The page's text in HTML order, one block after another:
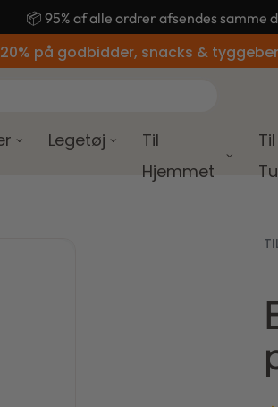
🚚 Gratis fragt ved køb over 499,-
20% på godbidder, snacks &
Legetøj
Til
Hjemmet
Til